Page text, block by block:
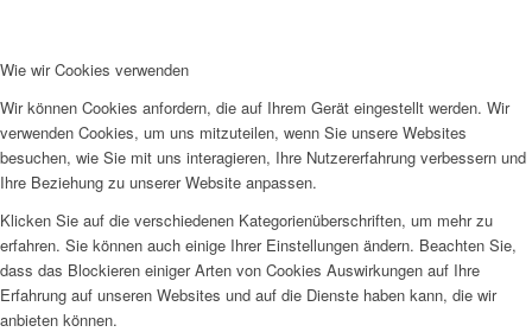
Wie wir Cookies verwenden
Wir können Cookies anfordern, die auf Ihrem Gerät eingestellt werden. Wir
verwenden Cookies, um uns mitzuteilen, wenn Sie unsere Websites
besuchen, wie Sie mit uns interagieren, Ihre Nutzererfahrung verbessern und
Ihre Beziehung zu unserer Website anpassen.
Klicken Sie auf die verschiedenen Kategorienüberschriften, um mehr zu
erfahren. Sie können auch einige Ihrer Einstellungen ändern. Beachten Sie,
dass das Blockieren einiger Arten von Cookies Auswirkungen auf Ihre
Erfahrung auf unseren Websites und auf die Dienste haben kann, die wir
anbieten können.